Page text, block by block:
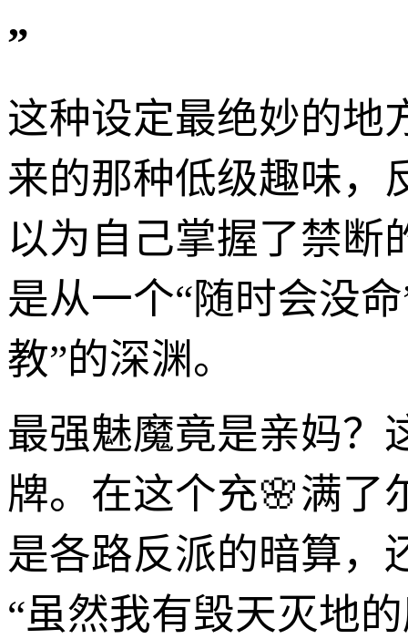
”
这种设定最绝妙的地
来的那种低级趣味，
以为自己掌握了禁断
是从一个“随时会没
教”的深渊。
最强魅魔竟是亲妈？
牌。在这个充🌸满了
是各路反派的暗算
“虽然我有毁天灭地